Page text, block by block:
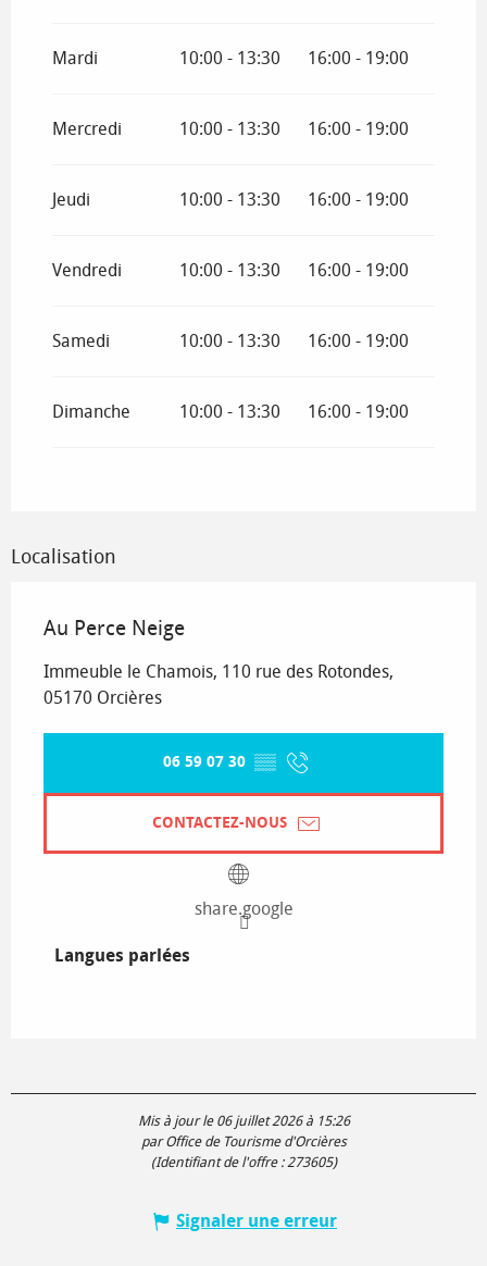
Mardi 10:00 - 13:30 16:00 - 19:00
Mercredi 10:00 - 13:30 16:00 - 19:00
Jeudi 10:00 - 13:30 16:00 - 19:00
Vendredi 10:00 - 13:30 16:00 - 19:00
Samedi 10:00 - 13:30 16:00 - 19:00
Dimanche 10:00 - 13:30 16:00 - 19:00
Localisation
Au Perce Neige
Immeuble le Chamois, 110 rue des Rotondes,
05170 Orcières
06 59 07 30 ▒▒
CONTACTEZ-NOUS
share.google
Langues parlées
Langues parlées
Mis à jour le 06 juillet 2026 à 15:26
par Office de Tourisme d'Orcières
(Identifiant de l'offre : 273605)
Signaler une erreur